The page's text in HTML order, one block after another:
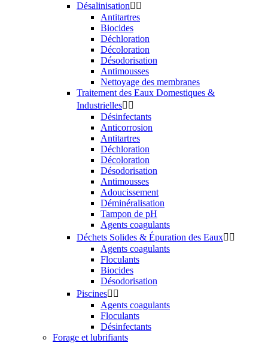
Désalinisation 
Antitartres
Biocides
Déchloration
Décoloration
Désodorisation
Antimousses
Nettoyage des membranes
Traitement des Eaux Domestiques &
Industrielles 
Désinfectants
Anticorrosion
Antitartres
Déchloration
Décoloration
Désodorisation
Antimousses
Adoucissement
Déminéralisation
Tampon de pH
Agents coagulants
Déchets Solides & Épuration des Eaux 
Agents coagulants
Floculants
Biocides
Désodorisation
Piscines 
Agents coagulants
Floculants
Désinfectants
Forage et lubrifiants